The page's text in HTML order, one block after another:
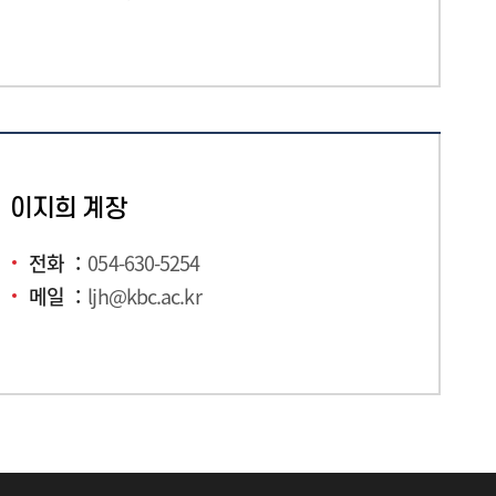
이지희 계장
전화
054-630-5254
메일
ljh@kbc.ac.kr